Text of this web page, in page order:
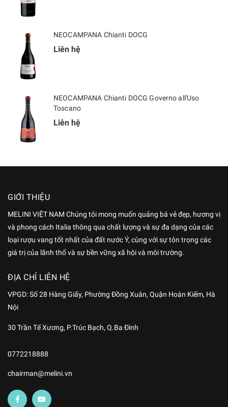
NEOCAMPANA Chianti DOCG
Liên hệ
NEOCAMPANA Chianti DOCG Governo all'Uso
Toscano
Liên hệ
GIỚI THIỆU
MELINI VIỆT NAM Chúng tôi mong muốn quảng bá vẻ đẹp, hương vị
và phong cách Italia thông qua chất lượng và sự đa dạng của các
loại rượu vang tốt nhất của đất nước Ý, cùng với sự tôn trọng các
giá trị của lãnh thổ và sự bền vững xã hội và môi trường.
ĐỊA CHỈ LIÊN HỆ
VPGD:Số 28 Hàng Giấy, Phường Đồng Xuân, Quận Hoàn Kiếm, Hà
Nội
30 Trần Tế Xương, P.Trúc Bạch, Q.Ba Đình
0772218888
chairman@melini.vn